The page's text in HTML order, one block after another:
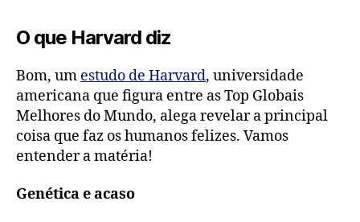
O que Harvard diz
Bom, um estudo de Harvard, universidade
americana que figura entre as Top Globais
Melhores do Mundo, alega revelar a principal
coisa que faz os humanos felizes. Vamos
entender a matéria!
Genética e acaso